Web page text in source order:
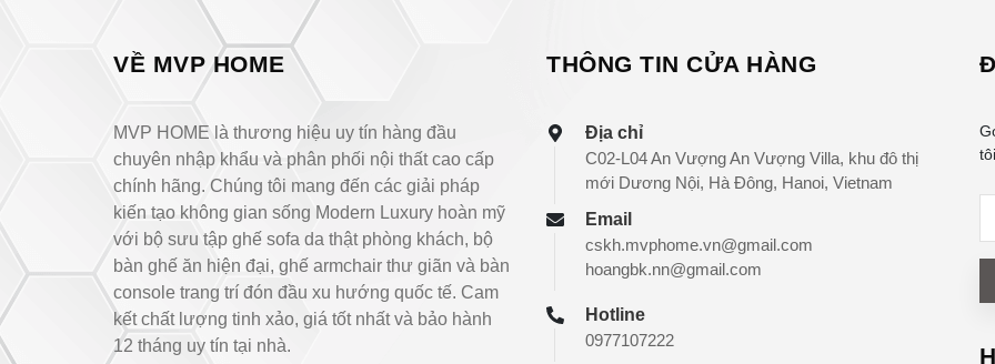
VỀ MVP HOME
MVP HOME là thương hiệu uy tín hàng đầu
chuyên nhập khẩu và phân phối nội thất cao cấp
chính hãng. Chúng tôi mang đến các giải pháp
kiến tạo không gian sống Modern Luxury hoàn mỹ
với bộ sưu tập ghế sofa da thật phòng khách, bộ
bàn ghế ăn hiện đại, ghế armchair thư giãn và bàn
console trang trí đón đầu xu hướng quốc tế. Cam
kết chất lượng tinh xảo, giá tốt nhất và bảo hành
12 tháng uy tín tại nhà.
THÔNG TIN CỬA HÀNG
Địa chỉ
C02-L04 An Vượng An Vượng Villa, khu đô thị
mới Dương Nội, Hà Đông, Hanoi, Vietnam
Email
cskh.mvphome.vn@gmail.com
hoangbk.nn@gmail.com
Hotline
0977107222